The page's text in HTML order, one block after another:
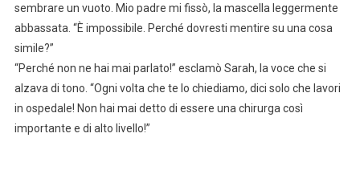
sembrare un vuoto. Mio padre mi fissò, la mascella leggermente
abbassata. “È impossibile. Perché dovresti mentire su una cosa
simile?”
“Perché non ne hai mai parlato!” esclamò Sarah, la voce che si
alzava di tono. “Ogni volta che te lo chiediamo, dici solo che lavori
in ospedale! Non hai mai detto di essere una chirurga così
importante e di alto livello!”